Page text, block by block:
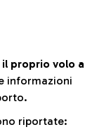
proprio volo a
informazioni
riportate: